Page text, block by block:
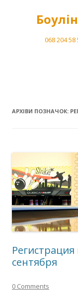
068 204
АРХІВИ ПОЗНАЧОК:
сентября
0 Comments